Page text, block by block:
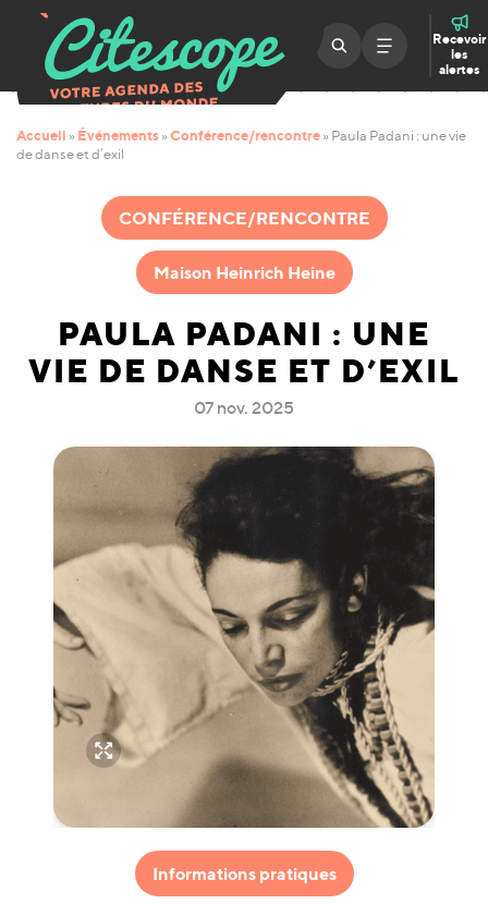
Recevoir
les
alertes
Accueil » Événements » Conférence/rencontre » Paula Padani : une vie
de danse et d’exil
CONFÉRENCE/RENCONTRE
Maison Heinrich Heine
PAULA PADANI : UNE
VIE DE DANSE ET D’EXIL
07 nov. 2025
Informations pratiques